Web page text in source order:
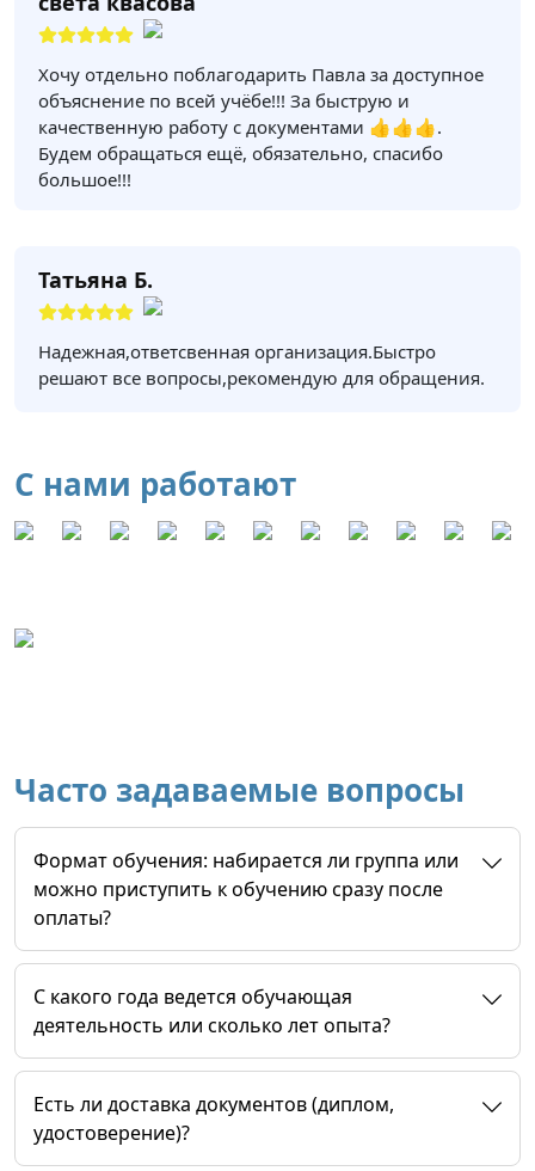
Хочу отдельно поблагодарить Павла за доступное
объяснение по всей учёбе!!! За быструю и
качественную работу с документами 👍👍👍.
Будем обращаться ещё, обязательно, спасибо
большое!!!
Татьяна Б.
Надежная,ответсвенная организация.Быстро
решают все вопросы,рекомендую для обращения.
С нами работают
Часто задаваемые вопросы
Формат обучения: набирается ли группа или
можно приступить к обучению сразу после
оплаты?
C какого года ведется обучающая
деятельность или сколько лет опыта?
Есть ли доставка документов (диплом,
удостоверение)?